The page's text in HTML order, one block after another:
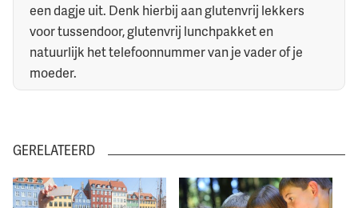
een dagje uit. Denk hierbij aan glutenvrij lekkers
voor tussendoor, glutenvrij lunchpakket en
natuurlijk het telefoonnummer van je vader of je
moeder.
GERELATEERD